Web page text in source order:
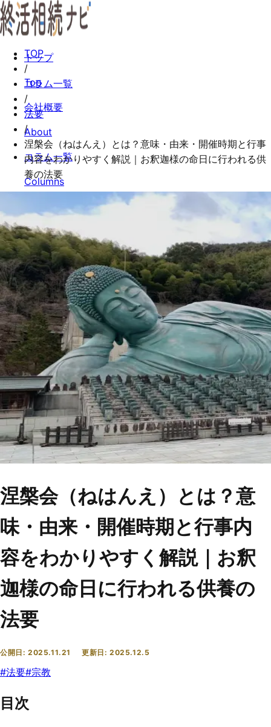
トップ
Top
会社概要
About
コラム一覧
Columns
お問い合わせ
Contact
トップ
Top
会社概要
About
コラム一覧
Columns
お問い合わせ
Contact
TOP
/
コラム一覧
/
法要
/
涅槃会（ねはんえ）とは？意味・由来・開催時期と行事
内容をわかりやすく解説｜お釈迦様の命日に行われる供
養の法要
涅槃会（ねはんえ）とは？意
味・由来・開催時期と行事内
容をわかりやすく解説｜お釈
迦様の命日に行われる供養の
法要
公開日:2025.11.21 更新日:2025.12.5
#法要#宗教
目次